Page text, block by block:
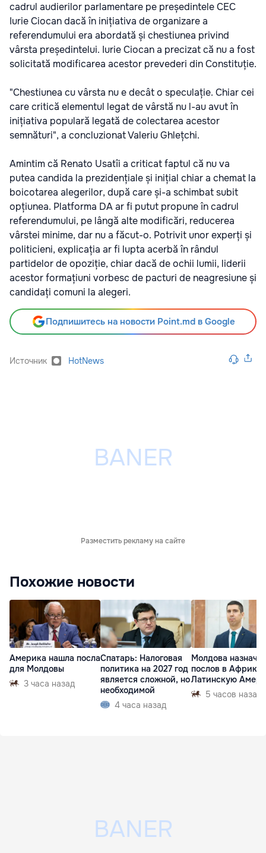
cadrul audierilor parlamentare pe președintele CEC
Iurie Ciocan dacă în inițiativa de organizare a
referendumului era abordată și chestiunea privind
vârsta președintelui. Iurie Ciocan a precizat că nu a fost
solicitată modificarea acestor prevederi din Constituție.
"Chestiunea cu vârsta nu e decât o speculație. Chiar cei
care critică elementul legat de vârstă nu l-au avut în
inițiativa populară legată de colectarea acestor
semnături", a concluzionat Valeriu Ghlețchi.
Amintim că Renato Usatîi a criticat faptul că nu va
putea candida la prezidențiale și inițial chiar a chemat la
boicotarea alegerilor, după care și-a schimbat subit
opțiunea. Platforma DA ar fi putut propune în cadrul
referendumului, pe lângă alte modificări, reducerea
vârstei minime, dar nu a făcut-o. Potrivit unor experți și
politicieni, explicația ar fi lupta acerbă în rândul
partidelor de opoziție, chiar dacă de ochii lumii, liderii
acestor formațiuni vorbesc de pacturi de neagresiune și
candidați comuni la alegeri.
Подпишитесь на новости Point.md в Google
Источник HotNews
Разместить рекламу на сайте
Похожие новости
Америка нашла посла
для Молдовы
3 часа назад
Спатарь: Налоговая
политика на 2027 год
является сложной, но
необходимой
4 часа назад
Молдова
послов в Африку
Латинскую
5 часов назад